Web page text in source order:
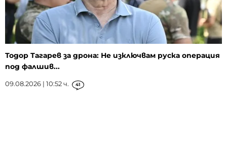
Тодор Тагарев за дрона: Не изключвам руска операция
под фалшив...
09.08.2026 | 10:52 ч. 41